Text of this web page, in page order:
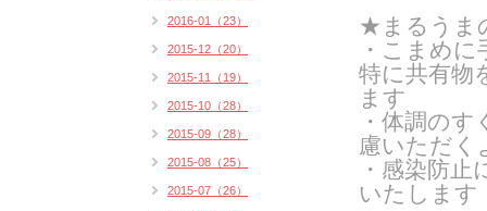
★まるうま
・こまめ
特に共有物
ます
・体調の
慮いただく
・感染防
いたします
2016-01（23）
2015-12（20）
2015-11（19）
2015-10（28）
2015-09（28）
2015-08（25）
2015-07（26）